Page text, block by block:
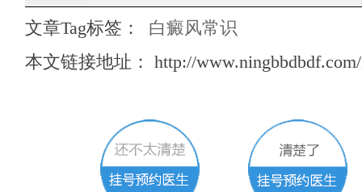
文章Tag标签：
白癜风常识
本文链接地址： http://